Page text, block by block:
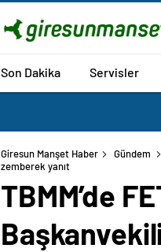
Son Dakika Servisler
Giresun Manşet Haber Gündem
zemberek yanıt
TBMM’de